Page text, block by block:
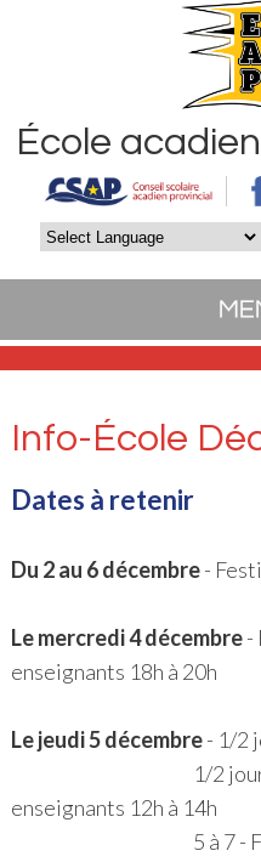
École
Info-École
Dates à retenir
Du 2 au 6 décembre-
Le mercredi 4 décembre-
enseignants 18h à 20h
Le jeudi 5 décembre- 1/2
1/2 journée
enseignants 12h à 14h
5 à 7 -